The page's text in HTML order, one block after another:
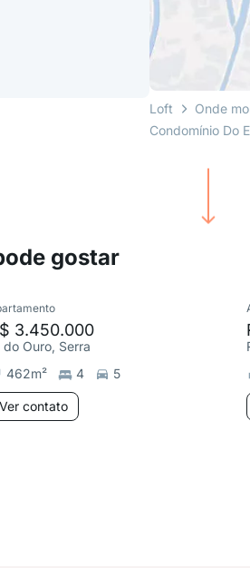
Loft Onde
Condomínio Do
gostar
3.450.000
do Ouro, Serra
462m² 4 5
Ver contato